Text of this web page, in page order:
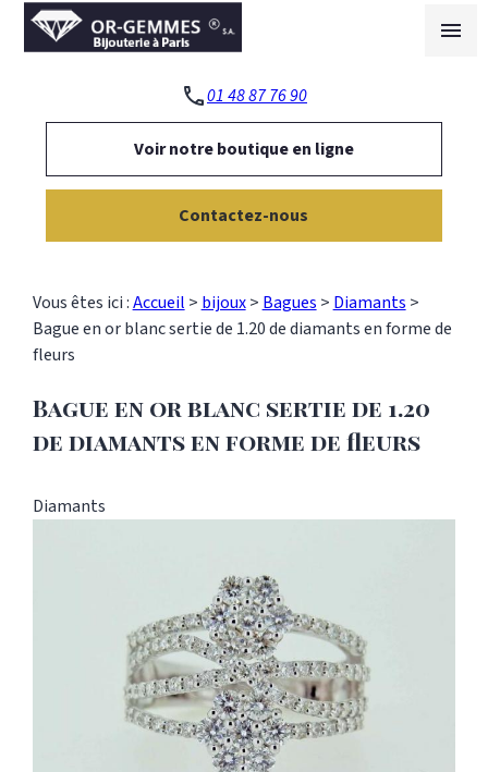
menu
phone01 48 87 76 90
Voir notre boutique en ligne
Contactez-nous
Vous êtes ici :Accueil > bijoux> Bagues > Diamants >
Bague en or blanc sertie de 1.20 de diamants en forme de
fleurs
Bague en or blanc sertie de 1.20
de diamants en forme de fleurs
Diamants
Panneau de gestion des cookies